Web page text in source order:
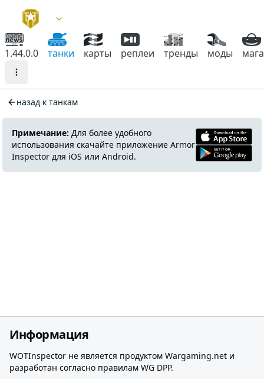
1.44.0.0 танки карты реплеи тренды моды
назад к танкам
Примечание: Для более удобного
использования скачайте приложение Armor
Inspector для iOS или Android.
Информация
WOTInspector не является продуктом Wargaming.net и
разработан согласно правилам WG DPP.